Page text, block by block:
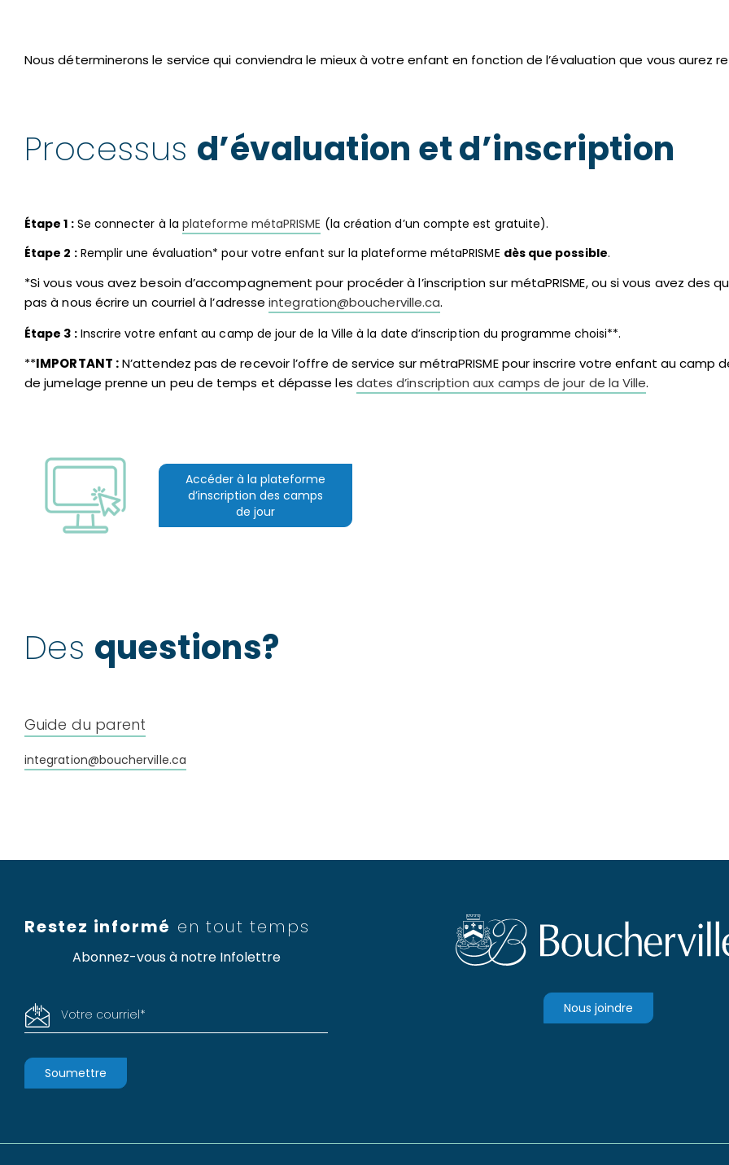
Nous déterminerons le service qui conviendra le mieux à votre enfant en fonction de l’évaluation que vous aurez
Processus d’évaluation et d’inscription
Étape 1 :Se connecter à la plateforme métaPRISME (la création d’un compte est gratuite).
Étape 2 :Remplir une évaluation* pour votre enfant sur la plateforme métaPRISME dès que possible.
*Si vous vous avez besoin d’accompagnement pour procéder à l’inscription sur métaPRISME, ou si vous avez des
pas à nous écrire un courriel à l’adresseintegration@boucherville.ca.
Étape 3 :Inscrire votre enfant au camp de jour de la Ville à la date d’inscription du programme choisi**.
**IMPORTANT :N’attendez pas de recevoir l’offre de service sur métraPRISME pour inscrire votre enfant au camp
de jumelage prenne un peu de temps et dépasse les dates d’inscription aux camps de jour de la Ville.
Accéder à la plateforme
d’inscription des camps
de jour
Des questions?
Guide du parent
integration@boucherville.ca
Restez informé en tout temps
Abonnez-vous à notre Infolettre
Votre courriel* Nous joindre